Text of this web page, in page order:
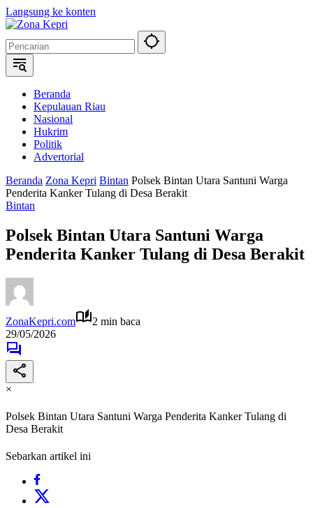
Langsung ke konten
Beranda
Kepulauan Riau
Nasional
Hukrim
Politik
Advertorial
Beranda Zona Kepri Bintan Polsek Bintan Utara Santuni Warga
Penderita Kanker Tulang di Desa Berakit
Bintan
Polsek Bintan Utara Santuni Warga
Penderita Kanker Tulang di Desa Berakit
ZonaKepri.com
2 min baca
29/05/2026
×
Polsek Bintan Utara Santuni Warga Penderita Kanker Tulang di
Desa Berakit
Sebarkan artikel ini